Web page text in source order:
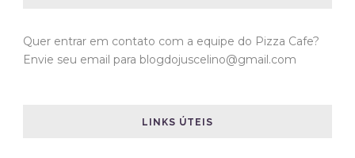
Quer entrar em contato com a equipe do Pizza Cafe?
Envie seu email para blogdojuscelino@gmail.com
LINKS ÚTEIS